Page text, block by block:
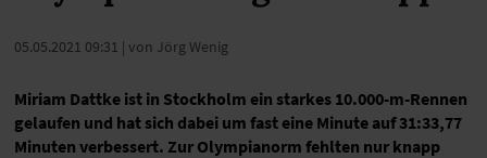
05.05.2021 09:31 | von Jörg Wenig
Miriam Dattke ist in Stockholm ein starkes 10.000-m-Rennen
gelaufen und hat sich dabei um fast eine Minute auf 31:33,77
Minuten verbessert. Zur Olympianorm fehlten nur knapp